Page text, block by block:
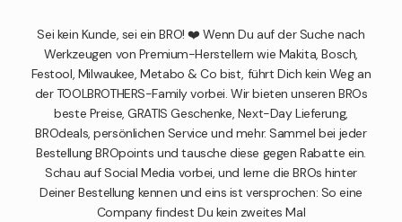
Sei kein Kunde, sei ein BRO! ❤️ Wenn Du auf der Suche nach
Werkzeugen von Premium-Herstellern wie Makita, Bosch,
Festool, Milwaukee, Metabo & Co bist, führt Dich kein Weg an
der TOOLBROTHERS-Family vorbei. Wir bieten unseren BROs
beste Preise, GRATIS Geschenke, Next-Day Lieferung,
BROdeals, persönlichen Service und mehr. Sammel bei jeder
Bestellung BROpoints und tausche diese gegen Rabatte ein.
Schau auf Social Media vorbei, und lerne die BROs hinter
Deiner Bestellung kennen und eins ist versprochen: So eine
Company findest Du kein zweites Mal